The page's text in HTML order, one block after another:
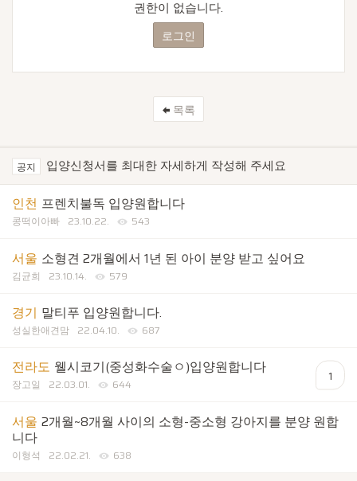
권한이 없습니다.
로그인
목록
공지 입양신청서를 최대한 자세하게 작성해 주세요
인천 프렌치불독 입양원합니다
콩떡이아빠 23.10.22. 543
서울 소형견 2개월에서 1년 된 아이 분양 받고 싶어요
김균희 23.10.14. 579
경기 말티푸 입양원합니다.
성실한애견맘 22.04.10. 687
전라도 웰시코기(중성화수술ㅇ)입양원합니다
장고일 22.03.01. 644
1
서울 2개월~8개월 사이의 소형-중소형 강아지를 분양 원합
니다
이형석 22.02.21. 638